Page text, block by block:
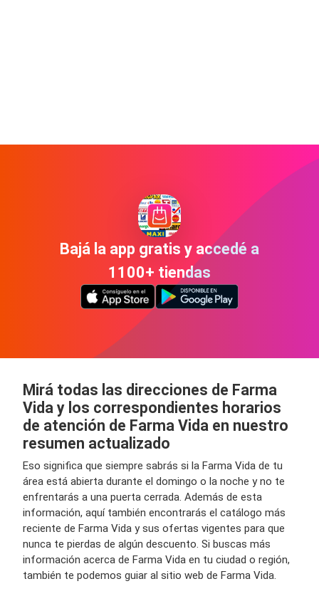
Bajá la app gratis y accedé a
1100+ tiendas
Mirá todas las direcciones de Farma
Vida y los correspondientes horarios
de atención de Farma Vida en nuestro
resumen actualizado
Eso significa que siempre sabrás si la Farma Vida de tu
área está abierta durante el domingo o la noche y no te
enfrentarás a una puerta cerrada. Además de esta
información, aquí también encontrarás el catálogo más
reciente de Farma Vida y sus ofertas vigentes para que
nunca te pierdas de algún descuento. Si buscas más
información acerca de Farma Vida en tu ciudad o región,
también te podemos guiar al sitio web de Farma Vida.